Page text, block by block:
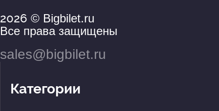
2026 © Bigbilet.ru
Все права защищены
sales@bigbilet.ru
Категории